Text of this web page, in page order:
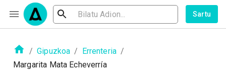
Sartu
/ Gipuzkoa / Errenteria /
Margarita Mata Echeverría